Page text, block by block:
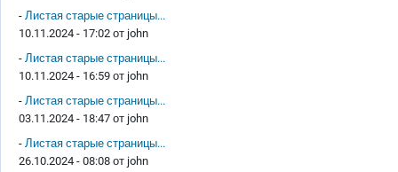
- Листая старые страницы...
10.11.2024 - 17:02 от john
- Листая старые страницы...
10.11.2024 - 16:59 от john
- Листая старые страницы...
03.11.2024 - 18:47 от john
- Листая старые страницы...
26.10.2024 - 08:08 от john